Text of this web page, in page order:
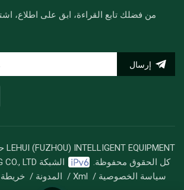
من فضلك تابع القراءة، ابق على اطلاع،
إرسال
MANUFACTURING CO., LTD كل الحقوق محفوظة.
الشبكة
خريطة / المدونة / Xml / سياسة الخصوصية